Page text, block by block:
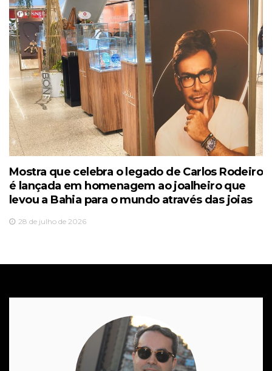
Mostra que celebra o legado de Carlos Rodeiro
é lançada em homenagem ao joalheiro que
levou a Bahia para o mundo através das joias
28 de julho de 2026